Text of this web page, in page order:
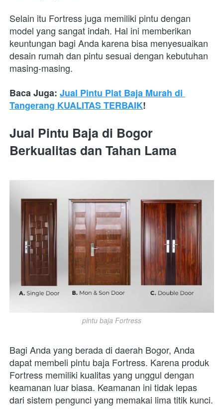
Selain itu Fortress juga memiliki pintu dengan
model yang sangat indah. Hal ini memberikan
keuntungan bagi Anda karena bisa menyesuaikan
desain rumah dan pintu sesuai dengan kebutuhan
masing-masing.
Baca Juga: Jual Pintu Plat Baja Murah di
Tangerang KUALITAS TERBAIK!
Jual Pintu Baja di Bogor
Berkualitas dan Tahan Lama
pintu baja Fortress
Bagi Anda yang berada di daerah Bogor, Anda
dapat membeli pintu baja Fortress. Karena produk
Fortress memiliki kualitas yang unggul dengan
keamanan luar biasa. Keamanan ini tidak lepas
dari sistem pengunci yang memakai lima titik kunci.